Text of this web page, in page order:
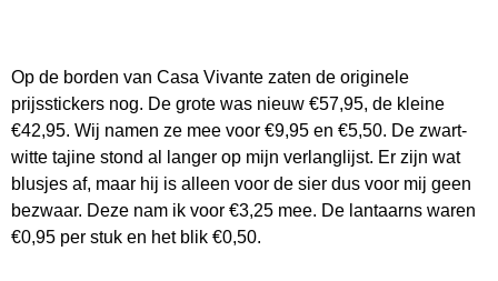
Op de borden van Casa Vivante zaten de originele
prijsstickers nog. De grote was nieuw €57,95, de kleine
€42,95. Wij namen ze mee voor €9,95 en €5,50. De zwart-
witte tajine stond al langer op mijn verlanglijst. Er zijn wat
blusjes af, maar hij is alleen voor de sier dus voor mij geen
bezwaar. Deze nam ik voor €3,25 mee. De lantaarns waren
€0,95 per stuk en het blik €0,50.